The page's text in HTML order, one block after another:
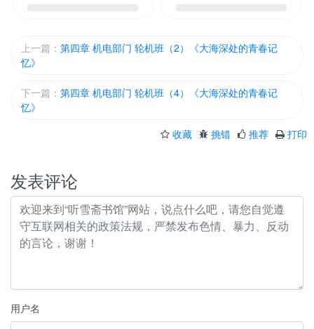
上一篇： 第四章 机电部门 轮机班（2）《大海深处的青春记
忆》
下一篇： 第四章 机电部门 轮机班（4）《大海深处的青春记
忆》
收藏
挑错 推荐 打印
发表评论
用户名